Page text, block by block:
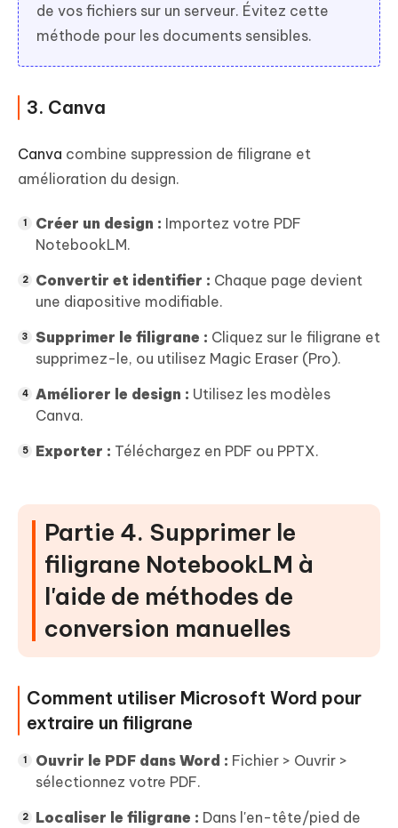
de vos fichiers sur un serveur. Évitez cette
méthode pour les documents sensibles.
3. Canva
Canva combine suppression de filigrane et
amélioration du design.
Créer un design : Importez votre PDF
NotebookLM.
Convertir et identifier : Chaque page devient
une diapositive modifiable.
Supprimer le filigrane : Cliquez sur le filigrane et
supprimez-le, ou utilisez Magic Eraser (Pro).
Améliorer le design : Utilisez les modèles
Canva.
Exporter : Téléchargez en PDF ou PPTX.
Partie 4. Supprimer le
filigrane NotebookLM à
l'aide de méthodes de
conversion manuelles
Comment utiliser Microsoft Word pour
extraire un filigrane
Ouvrir le PDF dans Word : Fichier > Ouvrir >
sélectionnez votre PDF.
Localiser le filigrane : Dans l'en-tête/pied de